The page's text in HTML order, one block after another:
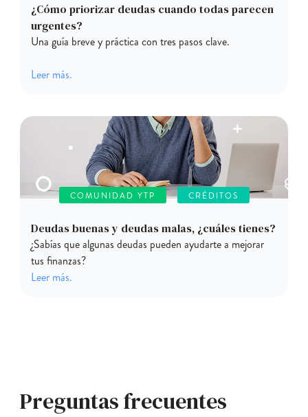
¿Cómo priorizar deudas cuando todas parecen
urgentes?
Una guía breve y práctica con tres pasos clave.
Leer más.
COMUNIDAD YTP CRÉDITOS
Deudas buenas y deudas malas, ¿cuáles tienes?
¿Sabías que algunas deudas pueden ayudarte a mejorar
tus finanzas?
Leer más.
Preguntas frecuentes